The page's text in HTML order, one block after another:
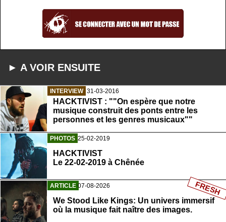
► A VOIR ENSUITE
INTERVIEW 31-03-2016
HACKTIVIST : ""On espère que notre
musique construit des ponts entre les
personnes et les genres musicaux""
PHOTOS 25-02-2019
HACKTIVIST
Le 22-02-2019 à Chênée
ARTICLE 07-08-2026
We Stood Like Kings: Un univers immersif
où la musique fait naître des images.
FRESH